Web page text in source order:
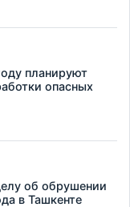
планируют
опасных
об обрушении
в Ташкенте